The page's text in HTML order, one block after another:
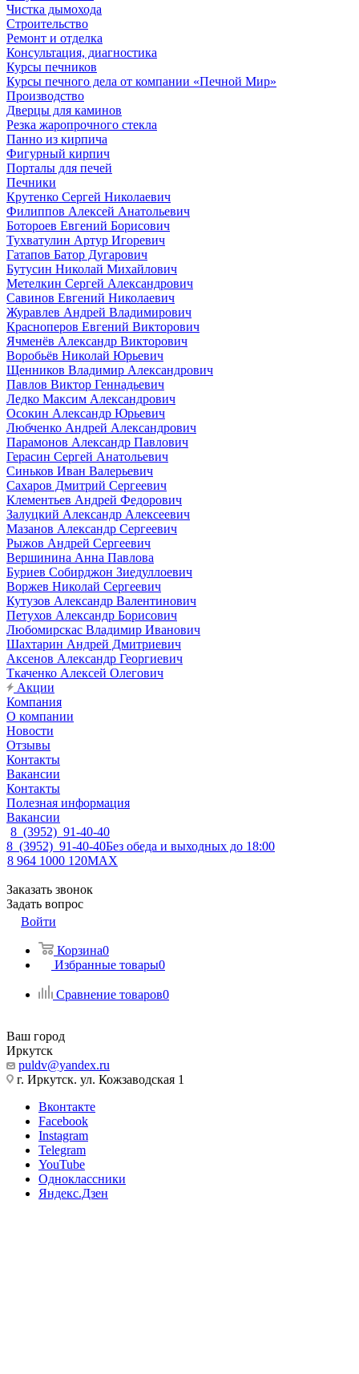
Чистка дымохода
Строительство
Ремонт и отделка
Консультация, диагностика
Курсы печников
Курсы печного дела от компании «Печной Мир»
Производство
Дверцы для каминов
Резка жаропрочного стекла
Панно из кирпича
Фигурный кирпич
Порталы для печей
Печники
Крутенко Сергей Николаевич
Филиппов Алексей Анатольевич
Ботороев Евгений Борисович
Тухватулин Артур Игоревич
Гатапов Батор Дугарович
Бутусин Николай Михайлович
Метелкин Сергей Александрович
Савинов Евгений Николаевич
Журавлев Андрей Владимирович
Красноперов Евгений Викторович
Ячменёв Александр Викторович
Воробьёв Николай Юрьевич
Щенников Владимир Александрович
Павлов Виктор Геннадьевич
Ледко Максим Александрович
Осокин Александр Юрьевич
Любченко Андрей Александрович
Парамонов Александр Павлович
Герасин Сергей Анатольевич
Синьков Иван Валерьевич
Сахаров Дмитрий Сергеевич
Клементьев Андрей Федорович
Залуцкий Александр Алексеевич
Мазанов Александр Сергеевич
Рыжов Андрей Сергеевич
Вершинина Анна Павлова
Буриев Собирджон Зиедуллоевич
Воржев Николай Сергеевич
Кутузов Александр Валентинович
Петухов Александр Борисович
Любомирскас Владимир Иванович
Шахтарин Андрей Дмитриевич
Аксенов Александр Георгиевич
Ткаченко Алексей Олегович
Акции
Компания
О компании
Новости
Отзывы
Контакты
Вакансии
Контакты
Полезная информация
Вакансии
8 (3952) 91-40-40
8 (3952) 91-40-40Без обеда и выходных до 18:00
8 964 1000 120MAX
Заказать звонок
Задать вопрос
Войти
Корзина0
Избранные товары0
Сравнение товаров0
Ваш город
Иркутск
puldv@yandex.ru
г. Иркутск. ул. Кожзаводская 1
Вконтакте
Facebook
Instagram
Telegram
YouTube
Одноклассники
Яндекс.Дзен